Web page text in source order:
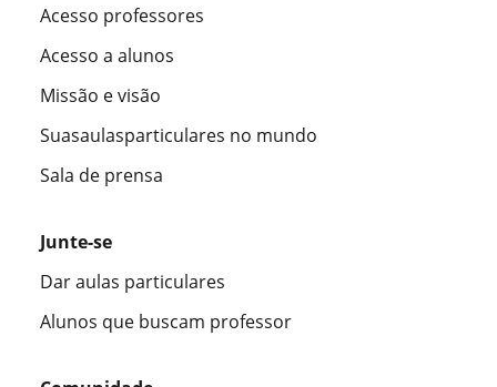
Acesso professores
Acesso a alunos
Missão e visão
Suasaulasparticulares no mundo
Sala de prensa
Junte-se
Dar aulas particulares
Alunos que buscam professor